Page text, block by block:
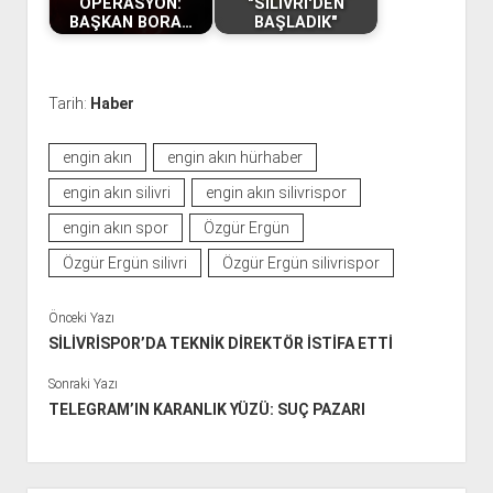
OPERASYON:
BAŞKAN BORA…
"SİLİVRİ'DEN
BAŞLADIK"
Tarih: Haber
engin akın
engin akın hürhaber
engin akın silivri
engin akın silivrispor
engin akın spor
Özgür Ergün
Özgür Ergün silivri
Özgür Ergün silivrispor
Önceki Yazı
SİLİVRİSPOR’DA TEKNİK DİREKTÖR İSTİFA ETTİ
Sonraki Yazı
TELEGRAM’IN KARANLIK YÜZÜ: SUÇ PAZARI